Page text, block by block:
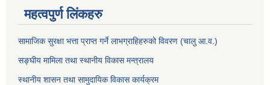
महत्वपुर्ण लिंकहरु
सामाजिक सुरक्षा भत्ता प्राप्त गर्ने लाभग्राहिहरुको विवरण (चालु आ.व.)
सङ्घीय मामिला तथा स्थानीय विकास मन्त्रालय
स्थानीय शासन तथा सामुदायिक विकास कार्यक्रम